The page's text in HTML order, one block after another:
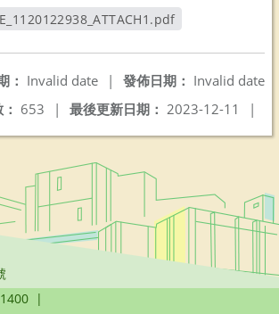
發佈日期： Invalid date
： Invalid date
|
最後更新日期： 2023-12-11 |
653 |
|